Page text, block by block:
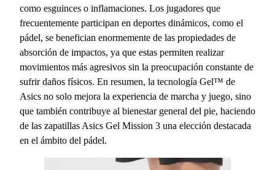
como esguinces o inflamaciones. Los jugadores que
frecuentemente participan en deportes dinámicos, como el
pádel, se benefician enormemente de las propiedades de
absorción de impactos, ya que estas permiten realizar
movimientos más agresivos sin la preocupación constante de
sufrir daños físicos. En resumen, la tecnología Gel™ de
Asics no solo mejora la experiencia de marcha y juego, sino
que también contribuye al bienestar general del pie, haciendo
de las zapatillas Asics Gel Mission 3 una elección destacada
en el ámbito del pádel.